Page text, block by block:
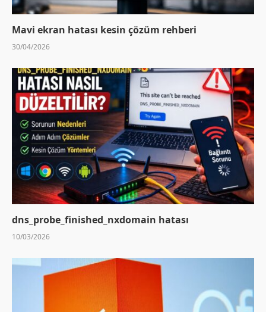
Mavi ekran hatası kesin çözüm rehberi
30/04/2026
dns_probe_finished_nxdomain hatası
10/03/2026